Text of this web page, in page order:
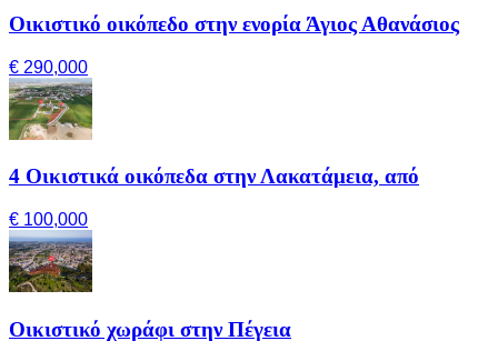
Οικιστικό οικόπεδο στην ενορία Άγιος Αθανάσιος
€ 290,000
4 Οικιστικά οικόπεδα στην Λακατάμεια, από
€ 100,000
Οικιστικό χωράφι στην Πέγεια